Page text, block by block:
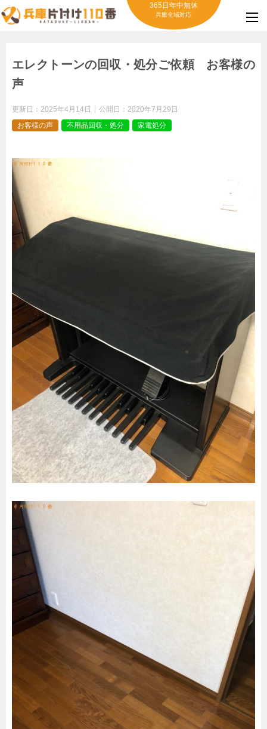
365日年中無休
兵庫全域対応
エレクトーンの回収・処分ご依頼 お客様の
声
更新日： 2025年4月14日 公開日： 2020年7月29日
お客様の声
不用品回収・処分 家電処分